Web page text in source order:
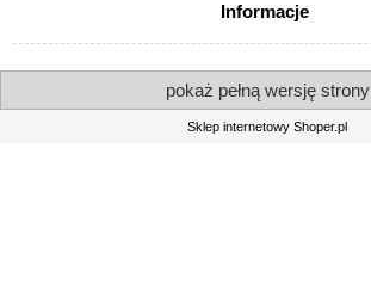
Informacje
pokaż pełną wersję strony
Sklep internetowy Shoper.pl